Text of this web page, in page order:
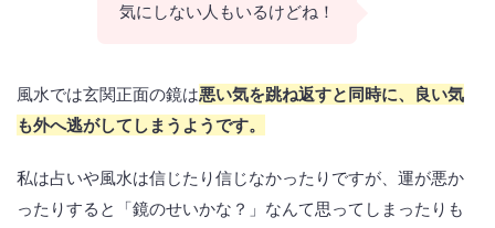
気にしない人もいるけどね！
風水では玄関正面の鏡は悪い気を跳ね返すと同時に、良い気
も外へ逃がしてしまうようです。
私は占いや風水は信じたり信じなかったりですが、運が悪か
ったりすると「鏡のせいかな？」なんて思ってしまったりも